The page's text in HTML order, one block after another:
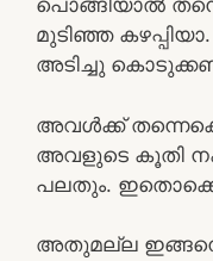
പൊങ്ങിയാൽ
മുടിഞ്ഞ
അടിച്ചു
അവൾക്ക്
അവളുടെ കൂതി
പലതും.
അതുമല്ല